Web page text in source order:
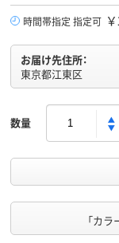
時間帯指定 指定可
お届け先住所：
東京都江東区
数量
「カラ